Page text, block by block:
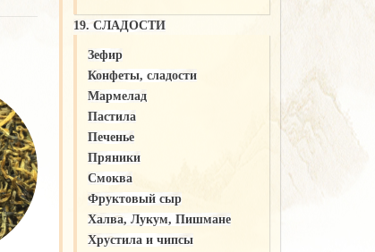
19. СЛАДОСТИ
Зефир
Конфеты, сладости
Мармелад
Пастила
Печенье
Пряники
Смоква
Фруктовый сыр
Халва, Лукум, Пишмане
Хрустила и чипсы